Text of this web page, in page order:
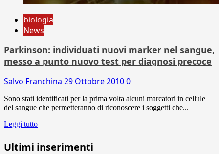
biologia
News
Parkinson: individuati nuovi marker nel sangue,
messo a punto nuovo test per diagnosi precoce
Salvo Franchina 29 Ottobre 20100
Sono stati identificati per la prima volta alcuni marcatori in cellule
del sangue che permetteranno di riconoscere i soggetti che...
Leggi tutto
Ultimi inserimenti